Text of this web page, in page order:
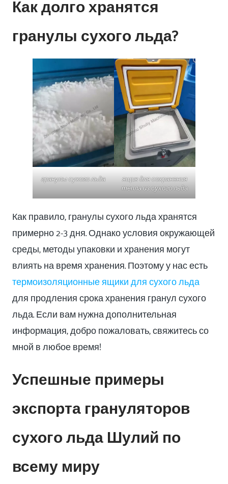
Как долго хранятся
гранулы сухого льда?
гранулы сухого льда ящик для сохранения
тепла из сухого льда
Как правило, гранулы сухого льда хранятся
примерно 2-3 дня. Однако условия окружающей
среды, методы упаковки и хранения могут
влиять на время хранения. Поэтому у нас есть
термоизоляционные ящики для сухого льда
для продления срока хранения гранул сухого
льда. Если вам нужна дополнительная
информация, добро пожаловать, свяжитесь со
мной в любое время!
Успешные примеры
экспорта грануляторов
сухого льда Шулий по
всему миру